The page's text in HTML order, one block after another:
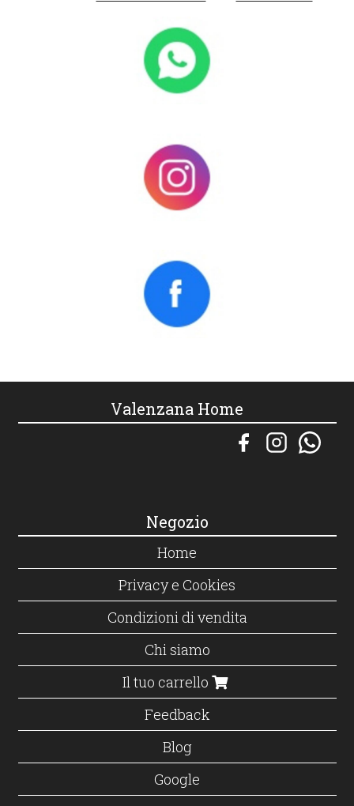
Valenzana Home
Negozio
Home
Privacy e Cookies
Condizioni di vendita
Chi siamo
Il tuo carrello
Feedback
Blog
Google